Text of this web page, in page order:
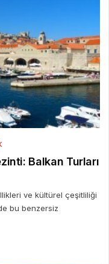
Balkan Turları
ve kültürel çeşitliliği
bu benzersiz